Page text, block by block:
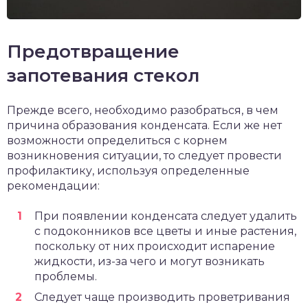
Предотвращение
запотевания стекол
Прежде всего, необходимо разобраться, в чем
причина образования конденсата. Если же нет
возможности определиться с корнем
возникновения ситуации, то следует провести
профилактику, используя определенные
рекомендации:
При появлении конденсата следует удалить
с подоконников все цветы и иные растения,
поскольку от них происходит испарение
жидкости, из-за чего и могут возникать
проблемы.
Следует чаще производить проветривания